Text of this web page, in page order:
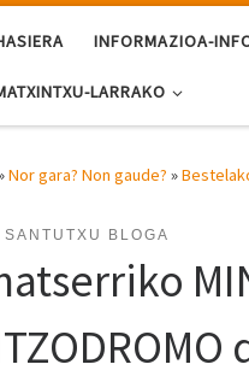
INFORMAZIOA-
LARRAKO
Nor gara? Non gaude? »
SANTUTXU BLOGA